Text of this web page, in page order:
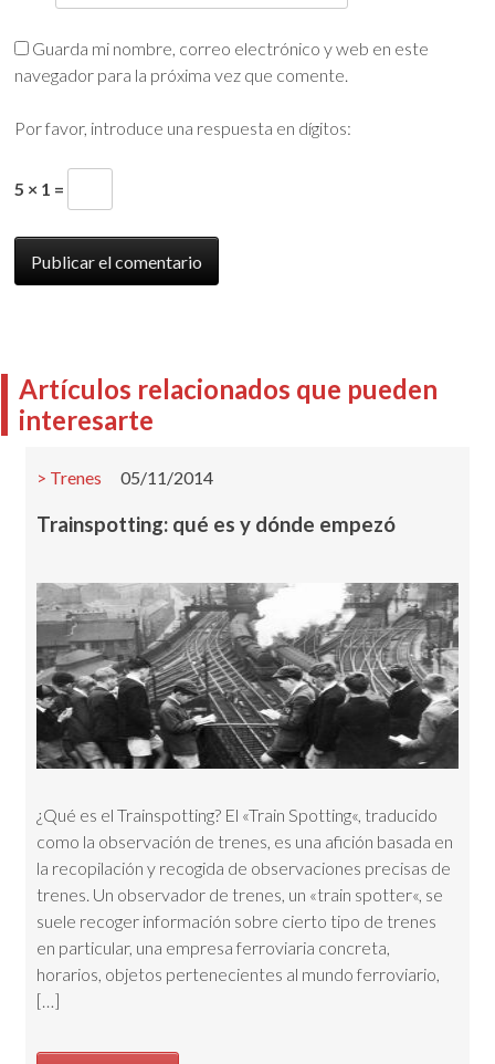
Guarda mi nombre, correo electrónico y web en este
navegador para la próxima vez que comente.
Por favor, introduce una respuesta en dígitos:
5 × 1 =
Artículos relacionados que pueden
interesarte
Trenes 05/11/2014
Trainspotting: qué es y dónde empezó
¿Qué es el Trainspotting? El «Train Spotting«, traducido
como la observación de trenes, es una afición basada en
la recopilación y recogida de observaciones precisas de
trenes. Un observador de trenes, un «train spotter«, se
suele recoger información sobre cierto tipo de trenes
en particular, una empresa ferroviaria concreta,
horarios, objetos pertenecientes al mundo ferroviario,
[…]